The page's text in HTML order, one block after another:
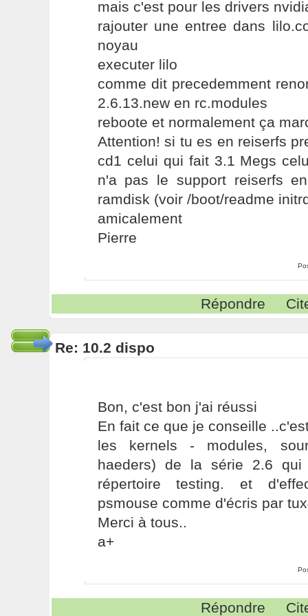
mais c'est pour les drivers
rajouter une entree dans
noyau
executer lilo
comme dit precedemment
2.6.13.new en rc.modules
reboote et normalement ça
Attention! si tu es en reiserfs
cd1 celui qui fait 3.1 Megs
n'a pas le support reiserfs
ramdisk (voir /boot/readme
amicalement
Pierre
Répondre
Re: 10.2 dispo
Bon, c'est bon j'ai réussi
En fait ce que je conseille
les kernels - modules,
haeders) de la série 2.6
répertoire testing. et
psmouse comme d'écris par
Merci à tous..
a+
Répondre